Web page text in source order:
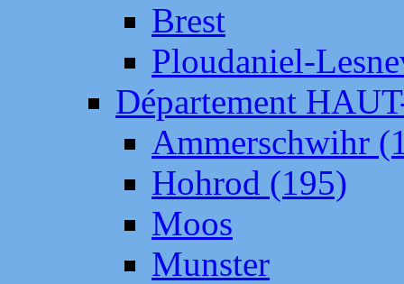
Brest
Ploudaniel-
Département
Ammerschwihr
Hohrod (195)
Moos
Munster